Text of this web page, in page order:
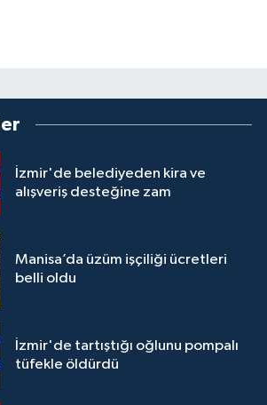
İzmir'de belediyeden kira ve
alışveriş desteğine zam
Manisa’da üzüm işçiliği ücretleri
belli oldu
İzmir'de tartıştığı oğlunu pompalı
tüfekle öldürdü